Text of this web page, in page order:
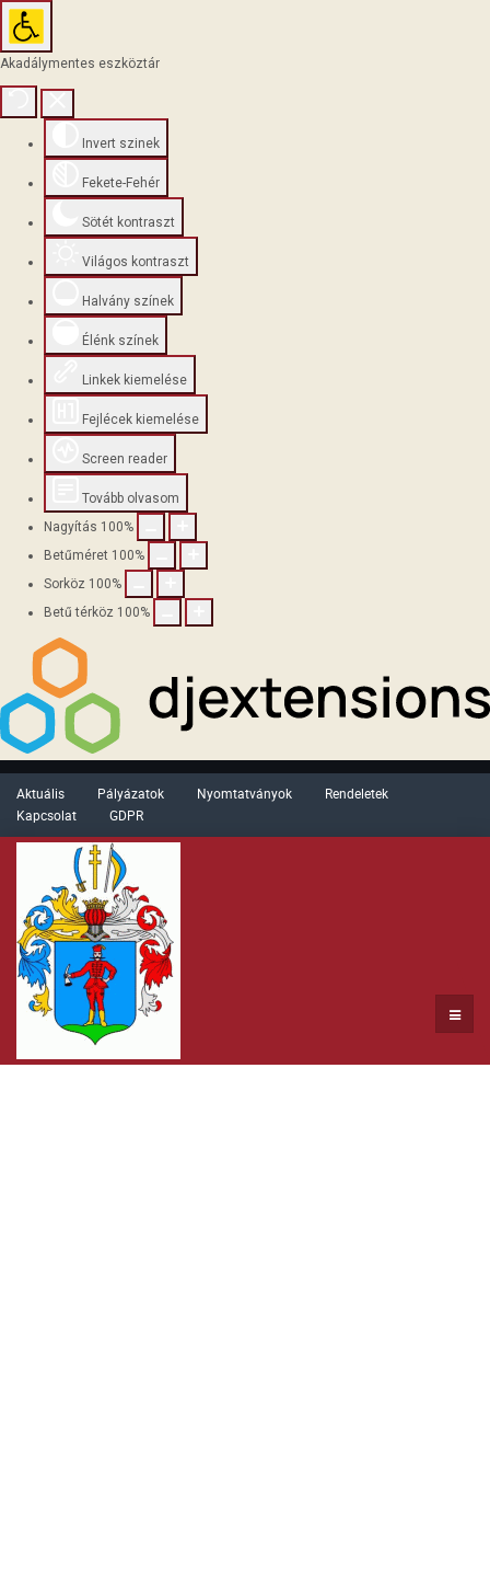
Akadálymentes eszköztár
Invert szinek
Fekete-Fehér
Sötét kontraszt
Világos kontraszt
Halvány színek
Élénk színek
Linkek kiemelése
Fejlécek kiemelése
Screen reader
Tovább olvasom
Nagyítás 100%
Betűméret 100%
Sorköz 100%
Betű térköz 100%
Aktuális Pályázatok Nyomtatványok
Rendeletek
Kapcsolat
GDPR